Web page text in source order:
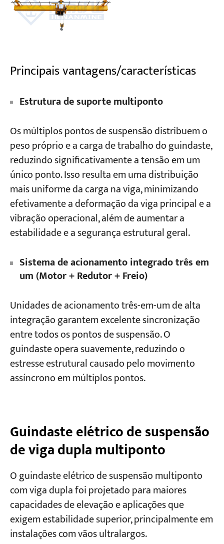
Principais vantagens/características
Estrutura de suporte multiponto
Os múltiplos pontos de suspensão distribuem o
peso próprio e a carga de trabalho do guindaste,
reduzindo significativamente a tensão em um
único ponto. Isso resulta em uma distribuição
mais uniforme da carga na viga, minimizando
efetivamente a deformação da viga principal e a
vibração operacional, além de aumentar a
estabilidade e a segurança estrutural geral.
Sistema de acionamento integrado três em
um (Motor + Redutor + Freio)
Unidades de acionamento três-em-um de alta
integração garantem excelente sincronização
entre todos os pontos de suspensão. O
guindaste opera suavemente, reduzindo o
estresse estrutural causado pelo movimento
assíncrono em múltiplos pontos.
Guindaste elétrico de suspensão
de viga dupla multiponto
O guindaste elétrico de suspensão multiponto
com viga dupla foi projetado para maiores
capacidades de elevação e aplicações que
exigem estabilidade superior, principalmente em
instalações com vãos ultralargos.